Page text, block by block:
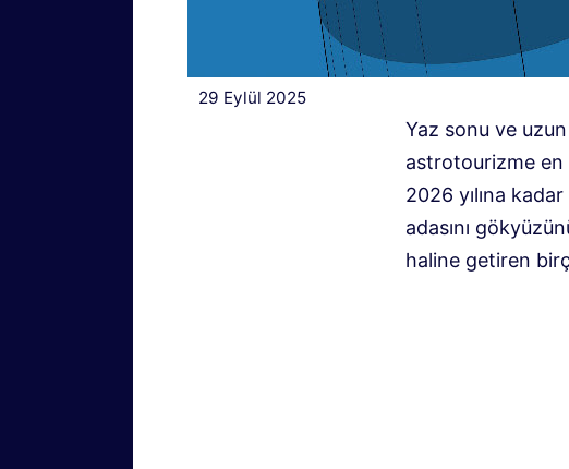
29 Eylül 2025
Yaz sonu ve
astrotourizme en
2026 yılına
adasını
haline getiren